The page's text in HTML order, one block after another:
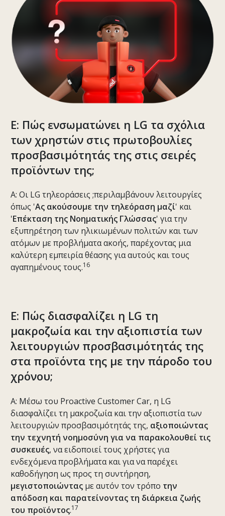
Ε: Πώς ενσωματώνει η LG τα σχόλια
των χρηστών στις πρωτοβουλίες
προσβασιμότητάς της στις σειρές
προϊόντων της;
Α: Οι LG τηλεοράσεις ;περιλαμβάνουν λειτουργίες
όπως 'Ας ακούσουμε την τηλεόραση μαζί' και
'Επέκταση της Νοηματικής Γλώσσας' για την
εξυπηρέτηση των ηλικιωμένων πολιτών και των
ατόμων με προβλήματα ακοής, παρέχοντας μια
καλύτερη εμπειρία θέασης για αυτούς και τους
αγαπημένους τους.16
Ε: Πώς διασφαλίζει η LG τη
μακροζωία και την αξιοπιστία των
λειτουργιών προσβασιμότητάς της
στα προϊόντα της με την πάροδο του
χρόνου;
Α: Μέσω του Proactive Customer Car, η LG
διασφαλίζει τη μακροζωία και την αξιοπιστία των
λειτουργιών προσβασιμότητάς της, αξιοποιώντας
την τεχνητή νοημοσύνη για να παρακολουθεί τις
συσκευές, να ειδοποιεί τους χρήστες για
ενδεχόμενα προβλήματα και για να παρέχει
καθοδήγηση ως προς τη συντήρηση,
μεγιστοποιώντας με αυτόν τον τρόπο την
απόδοση και παρατείνοντας τη διάρκεια ζωής
του προϊόντος.17